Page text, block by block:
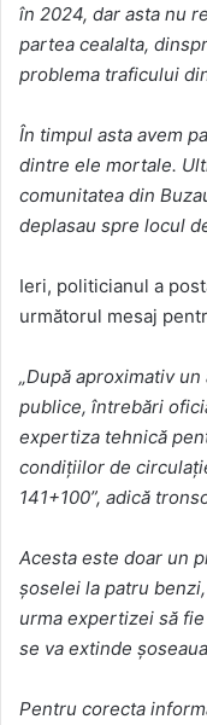
în 2024, dar asta nu
partea cealalta,
problema traficului
În timpul asta avem
dintre ele mortale.
comunitatea din
deplasau spre locul
Ieri, politicianul a
următorul mesaj
„După aproximativ
publice, întrebări
expertiza tehnică
condițiilor de
141+100”, adică
Acesta este doar un
șoselei la patru
urma expertizei să
se va extinde
Pentru corecta